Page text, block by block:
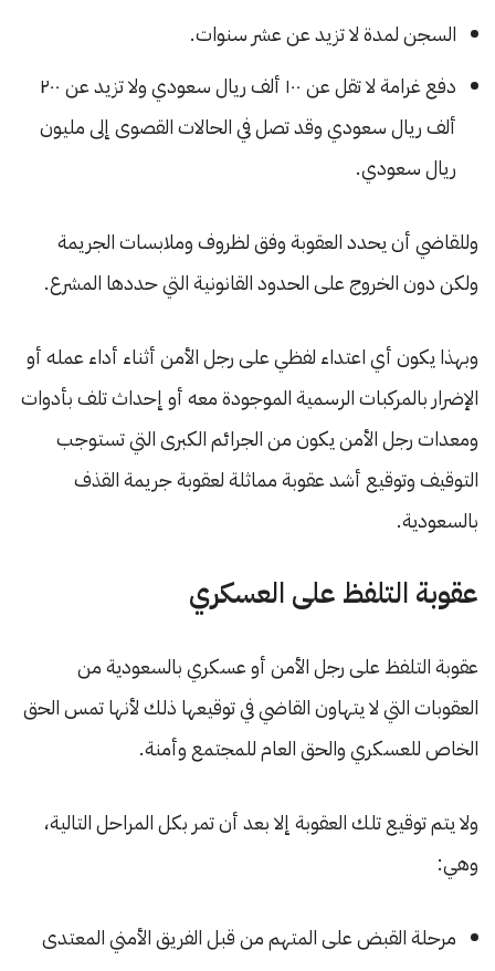
السجن لمدة لا تزيد عن عشر سنوات.
دفع غرامة لا تقل عن ١٠٠ ألف ريال سعودي ولا تزيد عن ٢٠٠
ألف ريال سعودي وقد تصل في الحالات القصوى إلى مليون
ريال سعودي.
وللقاضي أن يحدد العقوبة وفق لظروف وملابسات الجريمة
ولكن دون الخروج على الحدود القانونية التي حددها المشرع.
وبهذا يكون أي اعتداء لفظي على رجل الأمن أثناء أداء عمله أو
الإضرار بالمركبات الرسمية الموجودة معه أو إحداث تلف بأدوات
ومعدات رجل الأمن يكون من الجرائم الكبرى التي تستوجب
التوقيف وتوقيع أشد عقوبة مماثلة لعقوبة جريمة القذف
بالسعودية.
عقوبة التلفظ على العسكري
عقوبة التلفظ على رجل الأمن أو عسكري بالسعودية من
العقوبات التي لا يتهاون القاضي في توقيعها ذلك لأنها تمس الحق
الخاص للعسكري والحق العام للمجتمع وأمنة.
ولا يتم توقيع تلك العقوبة إلا بعد أن تمر بكل المراحل التالية،
وهي:
مرحلة القبض على المتهم من قبل الفريق الأمني المعتدى